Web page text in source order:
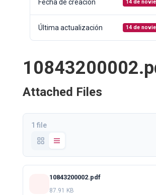
Fecha de creación 14 de
Última actualización 14 de
Attached Files
1 file
10843200002.pdf
87.91 KB